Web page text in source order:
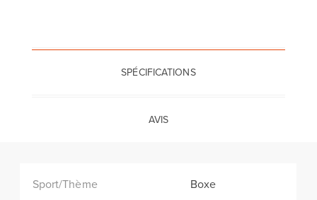
SPÉCIFICATIONS
AVIS
Sport/Thème Boxe